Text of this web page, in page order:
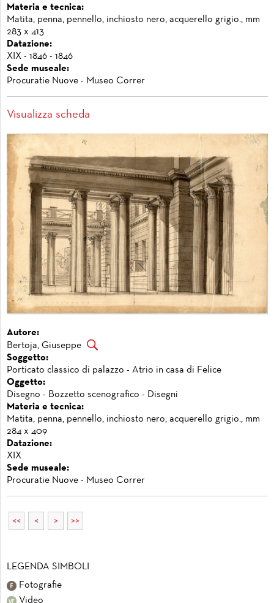
Materia e tecnica:
Matita, penna, pennello, inchiosto nero, acquerello grigio., mm
283 x 413
Datazione:
XIX - 1846 - 1846
Sede museale:
Procuratie Nuove - Museo Correr
Visualizza scheda
Autore:
Bertoja, Giuseppe
Soggetto:
Porticato classico di palazzo - Atrio in casa di Felice
Oggetto:
Disegno - Bozzetto scenografico - Disegni
Materia e tecnica:
Matita, penna, pennello, inchiosto nero, acquerello grigio., mm
284 x 409
Datazione:
XIX
Sede museale:
Procuratie Nuove - Museo Correr
<< < > >>
LEGENDA SIMBOLI
Fotografie
Video